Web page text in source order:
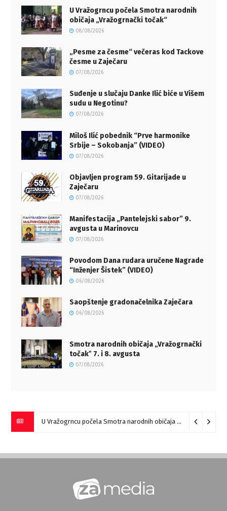
U Vražogrncu počela Smotra narodnih
običaja „Vražogrnački točak“
08/08/2026
„Pesme za česme“ večeras kod Tackove
česme u Zaječaru
07/08/2026
Suđenje u slučaju Danke Ilić biće u Višem
sudu u Negotinu?
07/08/2026
Miloš Ilić pobednik “Prve harmonike
Srbije – Sokobanja” (VIDEO)
07/08/2026
Objavljen program 59. Gitarijade u
Zaječaru
07/08/2026
Manifestacija „Pantelejski sabor” 9.
avgusta u Marinovcu
07/08/2026
Povodom Dana rudara uručene Nagrade
“Inženjer Šistek” (VIDEO)
06/08/2026
Saopštenje gradonačelnika Zaječara
06/08/2026
Smotra narodnih običaja „Vražogrnački
točakˮ 7. i 8. avgusta
07/08/2026
U Vražogrncu počela Smotra narodnih običaja „Vražogrnački točak“